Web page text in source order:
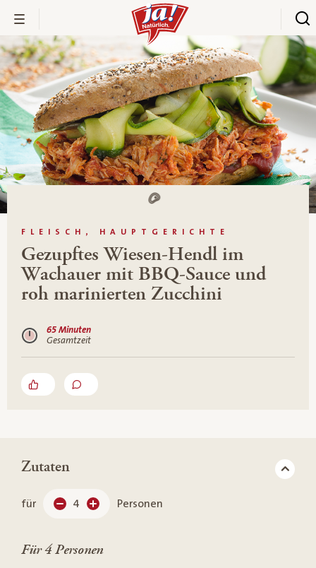
FLEISCH, HAUPTGERICHTE
Gezupftes Wiesen-Hendl im
Wachauer mit BBQ-Sauce und
roh marinierten Zucchini
65 Minuten
Gesamtzeit
Zutaten
für 4 Personen
Für 4 Personen